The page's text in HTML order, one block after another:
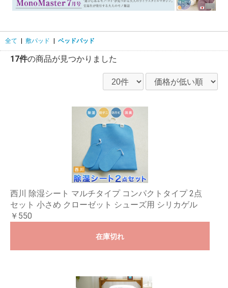
全て 敷パッド ベッドパッド
17件の商品が見つかりました
西川 除湿シート マルチタイプ コンパクトタイプ 2点
セット 小さめ クローゼット シューズ用 シリカゲル
￥550
在庫切れ